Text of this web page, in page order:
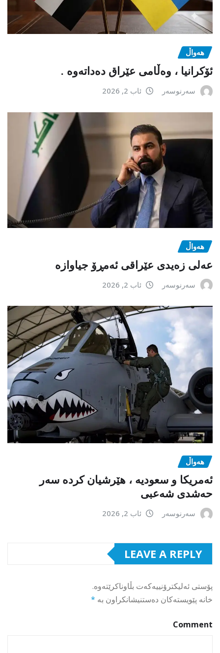
هەواڵ
ئۆکرانیا ، وەڵامی عێراق دەداتەوە .
سەرنوسەر ئاب 2, 2026
هەواڵ
عەلی زەیدی عێراقی ئەمڕۆ جیاوازە
سەرنوسەر ئاب 2, 2026
هەواڵ
ئەمریکا و سعودیە ، هێرشیان کردە سەر
حەشدی شەعبی
سەرنوسەر ئاب 2, 2026
LEAVE A REPLY
پۆستی ئەلیکترۆنییەکەت بڵاوناکرێتەوە.
خانە پێویستەکان دەستنیشانکراون بە *
Comment